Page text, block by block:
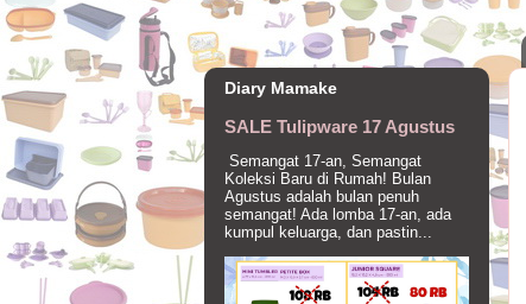
Diary Mamake
SALE Tulipware 17 Agustus
Semangat 17-an, Semangat
Koleksi Baru di Rumah! Bulan
Agustus adalah bulan penuh
semangat! Ada lomba 17-an, ada
kumpul keluarga, dan pastin...